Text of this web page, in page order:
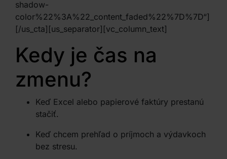
shadow-
color%22%3A%22_content_faded%22%7D%7D“]
[/us_cta][us_separator][vc_column_text]
Kedy je čas na
zmenu?
Keď Excel alebo papierové faktúry prestanú
stačiť.
Keď chcem prehľad o príjmoch a výdavkoch
bez stresu.